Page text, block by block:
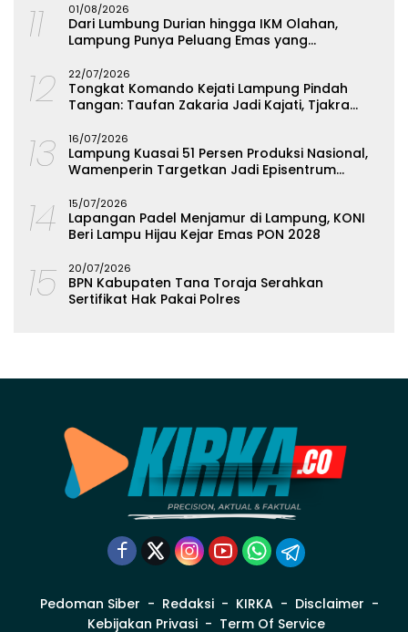
11 01/08/2026
Dari Lumbung Durian hingga IKM Olahan,
Lampung Punya Peluang Emas yang
12 22/07/2026
Tongkat Komando Kejati Lampung Pindah
Tangan: Taufan Zakaria Jadi Kajati, Tjakra
13 16/07/2026
Lampung Kuasai 51 Persen Produksi Nasional,
Wamenperin Targetkan Jadi Episentrum
14 15/07/2026
Lapangan Padel Menjamur di Lampung, KONI
Beri Lampu Hijau Kejar Emas PON 2028
15 20/07/2026
BPN Kabupaten Tana Toraja Serahkan
Sertifikat Hak Pakai Polres
Pedoman Siber Redaksi KIRKA
Disclaimer
Kebijakan Privasi
Term Of Service